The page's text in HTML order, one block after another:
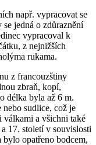
např. vypracovat se
jedná o zdůraznění
vypracoval k
z nejnižších
rukama.
z francouzštiny
zbraň, kopí,
délka byla až 6 m.
nebo sudlice, což je
válkami a všichni také
17. století v souvislosti
bylo opatřeno bodcem,